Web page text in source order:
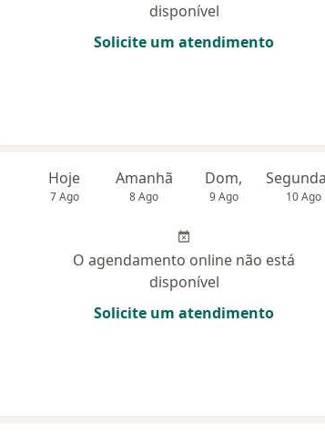
disponível
Solicite um atendimento
Hoje
7 Ago
Amanhã
8 Ago
Dom,
9 Ago 10 Ago
O agendamento online não está
disponível
Solicite um atendimento